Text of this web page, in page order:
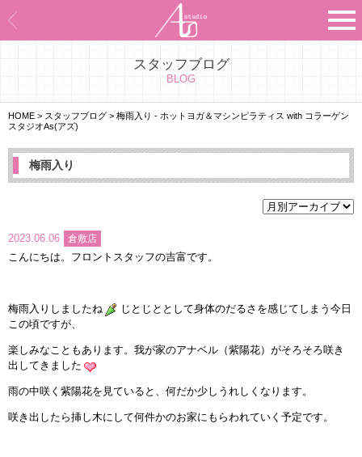
スタッフブログ
BLOG
HOME > スタッフブログ > 梅雨入り - ホットヨガ＆マシンピラティス with コラーゲン
スタジオAs(アズ)
梅雨入り
2023.06.06 倉敷店
こんにちは。フロントスタッフの吉富です。
梅雨入りしましたね
じとじととして身体のだるさを感じてしまう今日
この頃ですが、
楽しみなこともあります。我が家のアナベル（紫陽花）がそろそろ咲き
出してきました
雨の中咲く紫陽花を見ていると、何だか少しうれしくなります。
咲き出したら挿し木にして何件かのお家にもらわれていく予定です。
Asのコンセプト
Asのナビゲーションシステム
施設紹介
エビデンス
お客様の声
インストラクターのメッセージ
会社案内